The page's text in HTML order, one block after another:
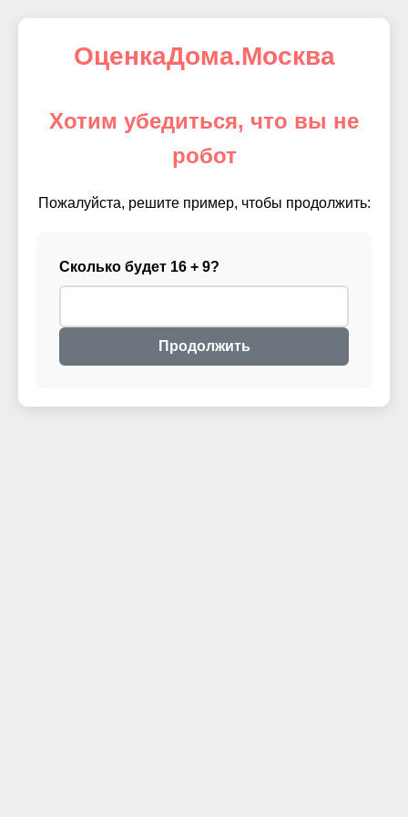
ОценкаДома.Москва
Хотим убедиться, что вы не
робот
Пожалуйста, решите пример, чтобы продолжить:
Сколько будет 16 + 9?
Продолжить